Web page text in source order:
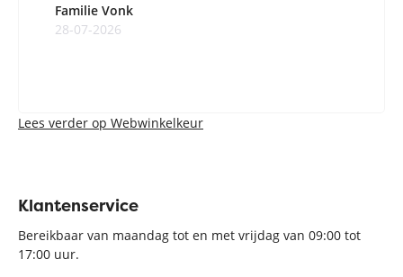
Familie Vonk
28-07-2026
Lees verder op Webwinkelkeur
Klantenservice
Bereikbaar van maandag tot en met vrijdag van 09:00 tot
17:00 uur.